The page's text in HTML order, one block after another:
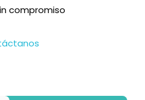
compromiso